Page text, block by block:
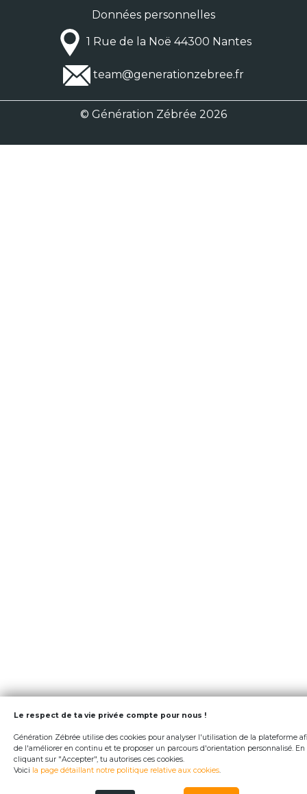
Données personnelles
1 Rue de la Noë 44300 Nantes
team@generationzebree.fr
© Génération Zébrée 2026
Le respect de ta vie privée compte pour nous !
Génération Zébrée utilise des cookies pour analyser l'utilisation de la plateforme
de l'améliorer en continu et te proposer un parcours d'orientation personnalisé. En
cliquant sur "Accepter", tu autorises ces cookies.
Voici la page détaillant notre politique relative aux cookies.